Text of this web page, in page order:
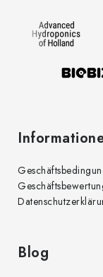
Blog